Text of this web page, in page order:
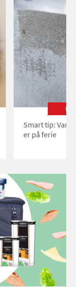
Smart tip:
er på ferie